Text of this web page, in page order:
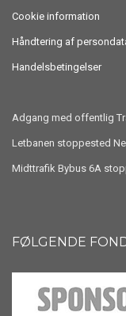
Cookie information
Håndtering af
Handelsbetingelser
Adgang med offentlig
Letbanen stoppested
Midttrafik Bybus 6A
FØLGENDE